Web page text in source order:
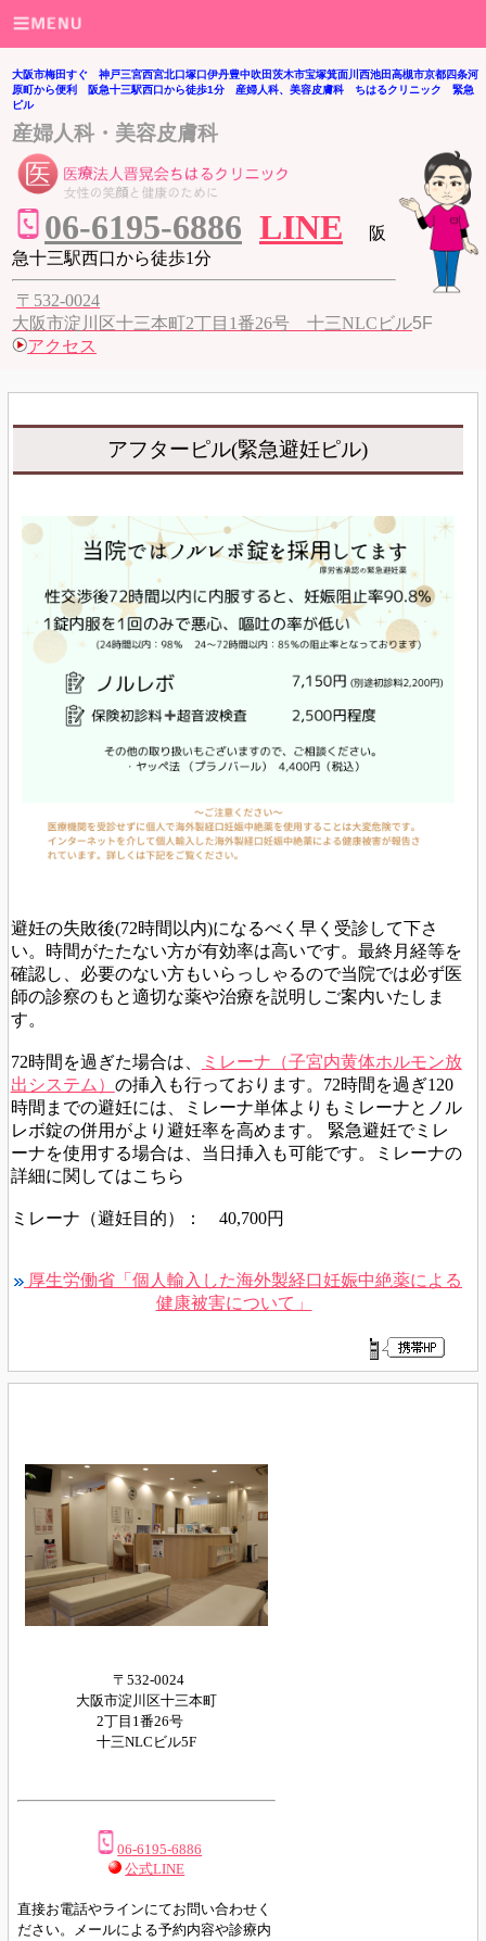
大阪市梅田すぐ 神戸三宮西宮北口塚口伊丹豊中吹田茨木市宝塚箕面川西池田高槻市京都四条河
原町から便利 阪急十三駅西口から徒歩1分 産婦人科、美容皮膚科 ちはるクリニック 緊急
ピル
産婦人科・美容皮膚科
06-6195-6886 LINE
阪
急十三駅西口から徒歩1分
〒532-0024
大阪市淀川区十三本町2丁目1番26号 十三NLCビル5F
アクセス
アフターピル(緊急避妊ピル)
避妊の失敗後(72時間以内)になるべく早く受診して下さ
い。 時間がたたない方が有効率は高いです。 最終月経等を
確認し、必要のない方もいらっしゃるので当院では必ず医
師の診察のもと適切な薬や治療を説明しご案内いたしま
す。
72時間を過ぎた場合は、
ミレーナ（子宮内黄体ホルモン放
出システム） の挿入も行っております。 72時間を過ぎ120
時間までの避妊には、ミレーナ単体よりもミレーナとノル
レボ錠の併用がより避妊率を高めます。 緊急避妊でミレ
ーナを使用する場合は、当日挿入も可能です。ミレーナの
詳細に関してはこちら
ミレーナ（避妊目的）： 40,700円
厚生労働省「個人輸入した海外製経口妊娠中絶薬による
健康被害について」
〒532-0024
大阪市淀川区十三本町
2丁目1番26号
十三NLCビル5F
06-6195-6886
公式LINE
直接お電話やラインにてお問い合わせく
ださい。
メールによる予約内容や診療内